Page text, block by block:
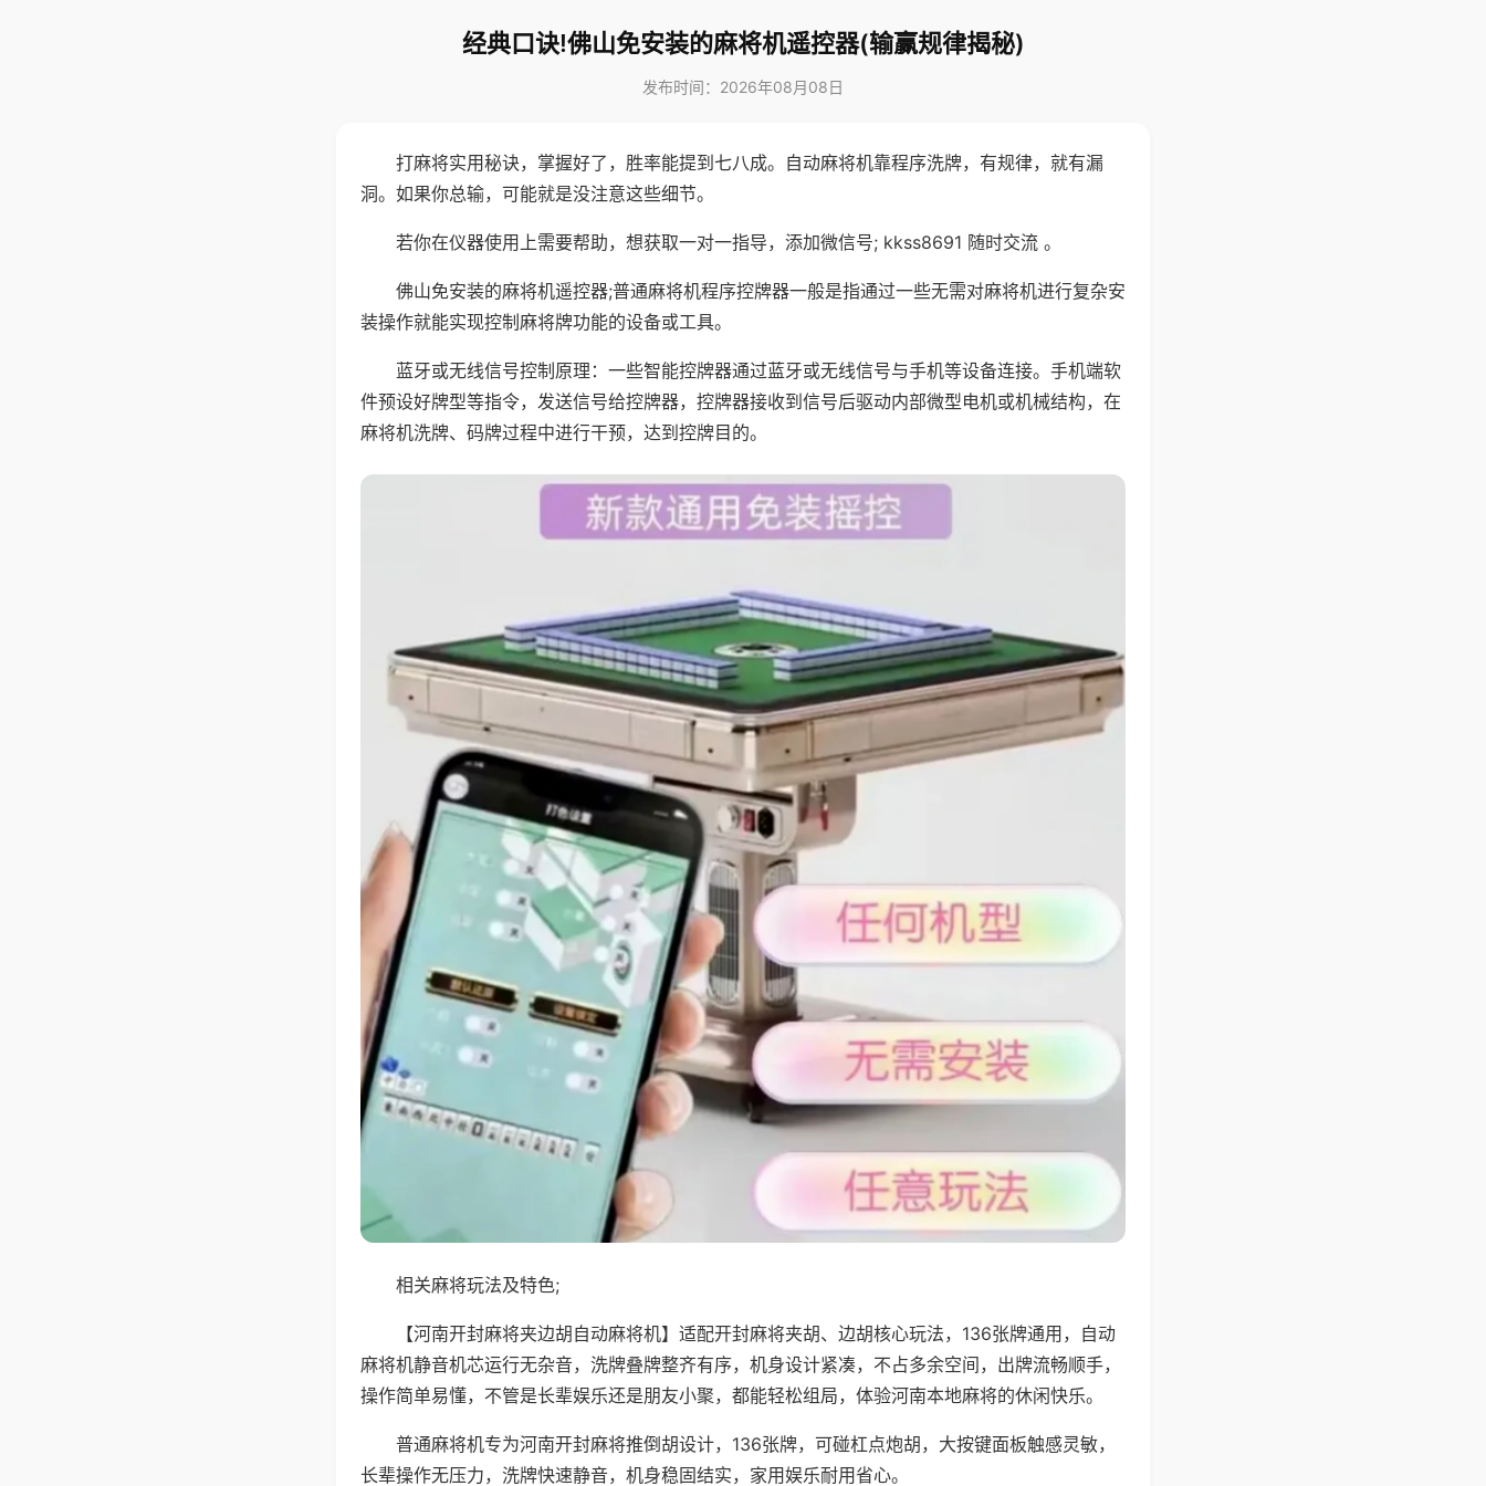
经典口诀!佛山免安装的麻将机遥控器(输赢规律揭秘)
发布时间：2026年08月08日
打麻将实用秘诀，掌握好了，胜率能提到七八成。自动麻将机靠程序洗牌，有规律，就有漏
洞。如果你总输，可能就是没注意这些细节。
若你在仪器使用上需要帮助，想获取一对一指导，添加微信号; kkss8691 随时交流 。
佛山免安装的麻将机遥控器;普通麻将机程序控牌器一般是指通过一些无需对麻将机进行复杂安
装操作就能实现控制麻将牌功能的设备或工具。
蓝牙或无线信号控制原理：一些智能控牌器通过蓝牙或无线信号与手机等设备连接。手机端软
件预设好牌型等指令，发送信号给控牌器，控牌器接收到信号后驱动内部微型电机或机械结构，在
麻将机洗牌、码牌过程中进行干预，达到控牌目的。
相关麻将玩法及特色;
【河南开封麻将夹边胡自动麻将机】适配开封麻将夹胡、边胡核心玩法，136张牌通用，自动
麻将机静音机芯运行无杂音，洗牌叠牌整齐有序，机身设计紧凑，不占多余空间，出牌流畅顺手，
操作简单易懂，不管是长辈娱乐还是朋友小聚，都能轻松组局，体验河南本地麻将的休闲快乐。
普通麻将机专为河南开封麻将推倒胡设计，136张牌，可碰杠点炮胡，大按键面板触感灵敏，
长辈操作无压力，洗牌快速静音，机身稳固结实，家用娱乐耐用省心。